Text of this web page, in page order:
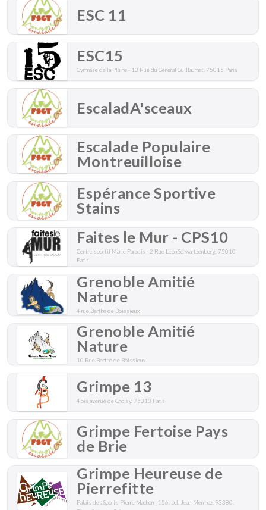
ESC 11
ESC15
Gymnase de la Plaine - 13 Rue du Général Guillaumat, 75015 Paris
EscaladA'sceaux
Escalade Populaire
Montreuilloise
Espérance Sportive
Stains
Faites le Mur - CPS10
Centre sportif Marie Paradis - 2 Rue Léon Schwartzenberg, 75010
Paris
Grenoble Amitié
Nature
4 rue Berthe de Boissieux
Grenoble Amitié
Nature
10 Rue Berthe de Boissieux
Grimpe 13
4bis avenue de Choisy, 75013 Paris
Grimpe Fertoise Pays
de Brie
Grimpe Heureuse de
Pierrefitte
Palais des Sports Pierre Machon | 156, bd, Jean-Mermoz, 93380,